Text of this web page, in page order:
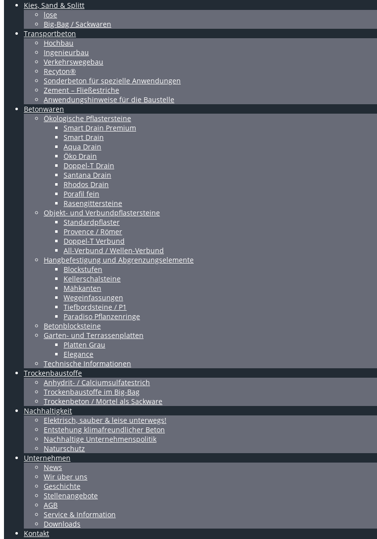
Kies, Sand & Splitt
lose
Big-Bag / Sackwaren
Transportbeton
Hochbau
Ingenieurbau
Verkehrswegebau
Recyton®
Sonderbeton für spezielle Anwendungen
Zement – Fließestriche
Anwendungshinweise für die Baustelle
Betonwaren
Ökologische Pflastersteine
Smart Drain Premium
Smart Drain
Aqua Drain
Öko Drain
Doppel-T Drain
Santana Drain
Rhodos Drain
Porafil fein
Rasengittersteine
Objekt- und Verbundpflastersteine
Standardpflaster
Provence / Römer
Doppel-T Verbund
All-Verbund / Wellen-Verbund
Hangbefestigung und Abgrenzungselemente
Blockstufen
Kellerschalsteine
Mähkanten
Wegeinfassungen
Tiefbordsteine / P1
Paradiso Pflanzenringe
Betonblocksteine
Garten- und Terrassenplatten
Platten Grau
Elegance
Technische Informationen
Trockenbaustoffe
Anhydrit- / Calciumsulfatestrich
Trockenbaustoffe im Big-Bag
Trockenbeton / Mörtel als Sackware
Nachhaltigkeit
Elektrisch, sauber & leise unterwegs!
Entstehung klimafreundlicher Beton
Nachhaltige Unternehmenspolitik
Naturschutz
Unternehmen
News
Wir über uns
Geschichte
Stellenangebote
AGB
Service & Information
Downloads
Kontakt